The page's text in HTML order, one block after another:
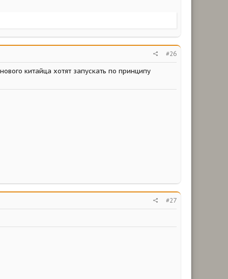
#26
китайца хотят запускать по принципу
#27